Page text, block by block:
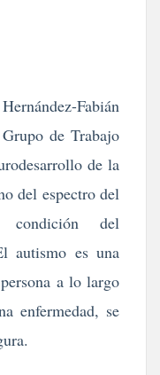
Fabián
de Trabajo
de la
del espectro del
del
autismo es una
a lo largo
enfermedad, se